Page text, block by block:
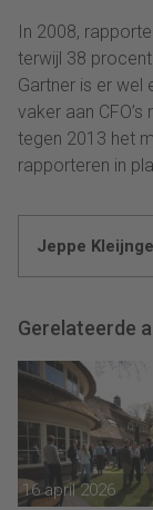
In 2008,
terwijl 38
Gartner is er wel
vaker aan
tegen 2013 het
rapporteren in
Jeppe
Gerelateerde
16 april 2026